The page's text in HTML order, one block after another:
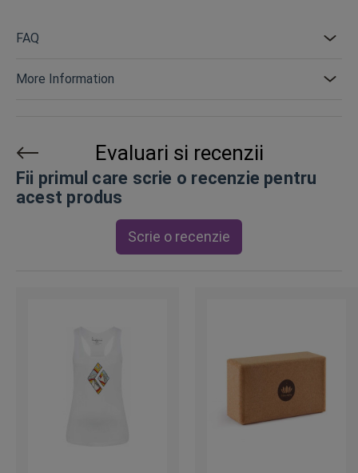
FAQ
More Information
Evaluari si recenzii
Fii primul care scrie o recenzie pentru
acest produs
Scrie o recenzie